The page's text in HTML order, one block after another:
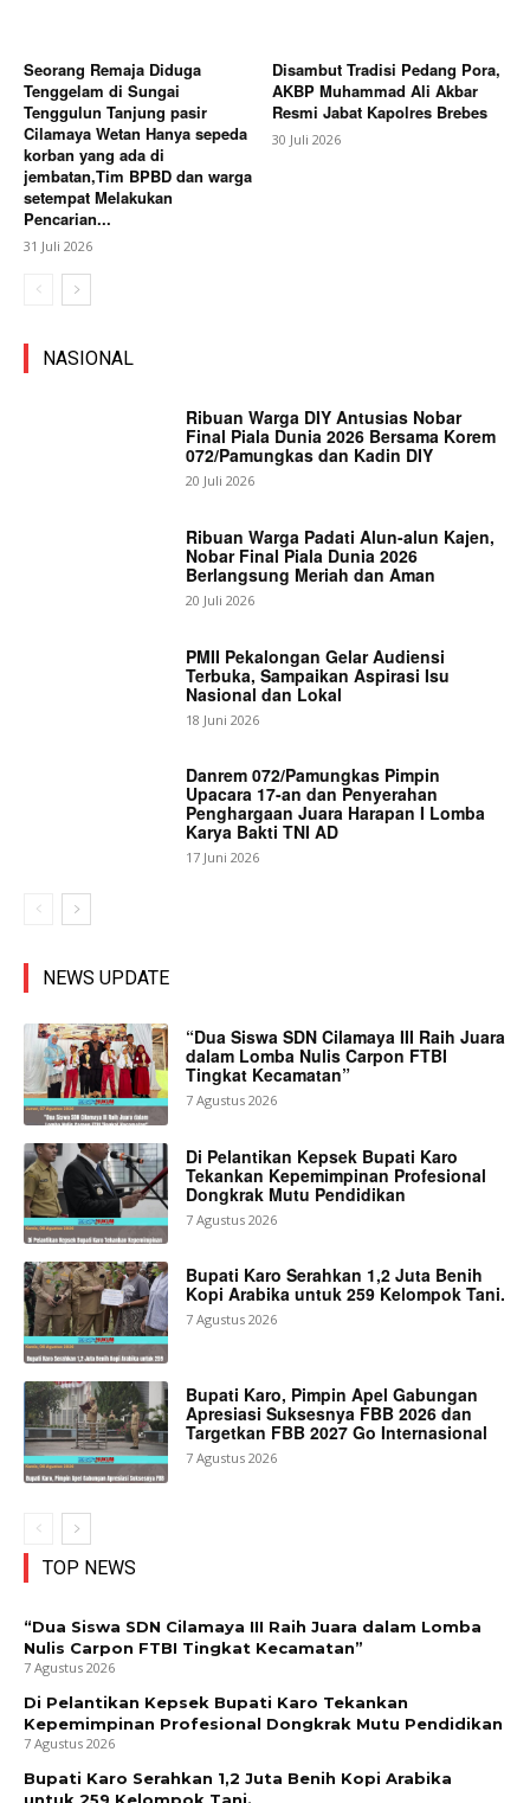
Seorang Remaja Diduga
Tenggelam di Sungai
Tenggulun Tanjung pasir
Cilamaya Wetan Hanya sepeda
korban yang ada di
jembatan,Tim BPBD dan warga
setempat Melakukan
Pencarian...
31 Juli 2026
Disambut Tradisi Pedang Pora,
AKBP Muhammad Ali Akbar
Resmi Jabat Kapolres Brebes
30 Juli 2026
NASIONAL
Ribuan Warga DIY Antusias Nobar
Final Piala Dunia 2026 Bersama Korem
072/Pamungkas dan Kadin DIY
20 Juli 2026
Ribuan Warga Padati Alun-alun Kajen,
Nobar Final Piala Dunia 2026
Berlangsung Meriah dan Aman
20 Juli 2026
PMII Pekalongan Gelar Audiensi
Terbuka, Sampaikan Aspirasi Isu
Nasional dan Lokal
18 Juni 2026
Danrem 072/Pamungkas Pimpin
Upacara 17-an dan Penyerahan
Penghargaan Juara Harapan I Lomba
Karya Bakti TNI AD
17 Juni 2026
NEWS UPDATE
“Dua Siswa SDN Cilamaya III Raih Juara
dalam Lomba Nulis Carpon FTBI
Tingkat Kecamatan”
7 Agustus 2026
Di Pelantikan Kepsek Bupati Karo
Tekankan Kepemimpinan Profesional
Dongkrak Mutu Pendidikan
7 Agustus 2026
Bupati Karo Serahkan 1,2 Juta Benih
Kopi Arabika untuk 259 Kelompok Tani.
7 Agustus 2026
Bupati Karo, Pimpin Apel Gabungan
Apresiasi Suksesnya FBB 2026 dan
Targetkan FBB 2027 Go Internasional
7 Agustus 2026
TOP NEWS
“Dua Siswa SDN Cilamaya III Raih Juara dalam Lomba
Nulis Carpon FTBI Tingkat Kecamatan”
7 Agustus 2026
Di Pelantikan Kepsek Bupati Karo Tekankan
Kepemimpinan Profesional Dongkrak Mutu Pendidikan
7 Agustus 2026
Bupati Karo Serahkan 1,2 Juta Benih Kopi Arabika